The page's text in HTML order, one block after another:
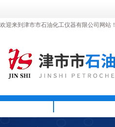
欢迎来到津市市石油化工仪器有限公司网站！